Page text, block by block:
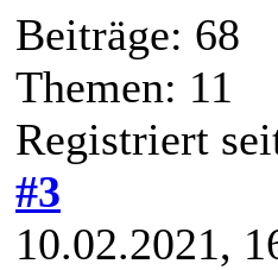
Beiträge: 68
Themen: 11
Registriert
#3
10.02.2021,